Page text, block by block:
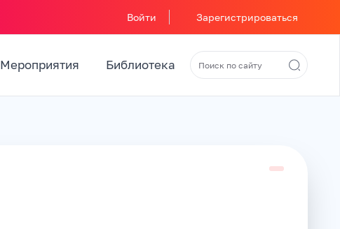
Войти Зарегистрироваться
Мероприятия Библиотека